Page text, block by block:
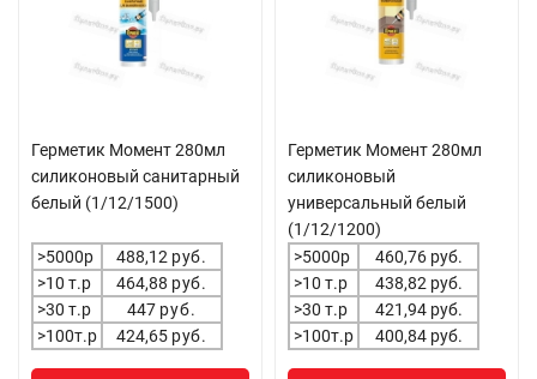
Герметик Момент 280мл
силиконовый санитарный
белый (1/12/1500)
>5000р 488,12 руб.
>10 т.р
464,88 руб.
>30 т.р
447 руб.
>100т.р
424,65 руб.
Герметик Момент 280мл
силиконовый
универсальный белый
(1/12/1200)
>5000р
460,76 руб.
>10 т.р
438,82 руб.
>30 т.р
421,94 руб.
>100т.р
400,84 руб.